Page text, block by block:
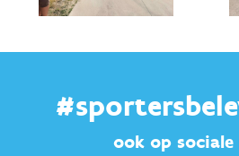
ook op sociale